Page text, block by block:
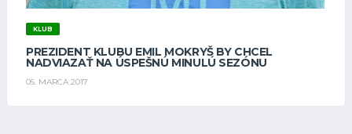
KLUB
PREZIDENT KLUBU EMIL MOKRYŠ BY CHCEL
NADVIAZAŤ NA ÚSPEŠNÚ MINULÚ SEZÓNU
05. MARCA 2017